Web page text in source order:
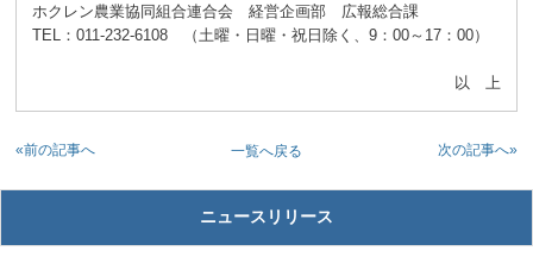
ホクレン農業協同組合連合会 経営企画部 広報総合課
TEL：011-232-6108 （土曜・日曜・祝日除く、9：00～17：00）
以 上
一覧へ戻る
«前の記事へ 次の記事へ»
ニュースリリース